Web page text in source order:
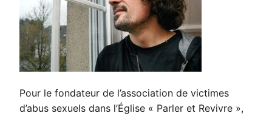
Pour le fondateur de l’association de victimes
d’abus sexuels dans l’Église « Parler et Revivre »,